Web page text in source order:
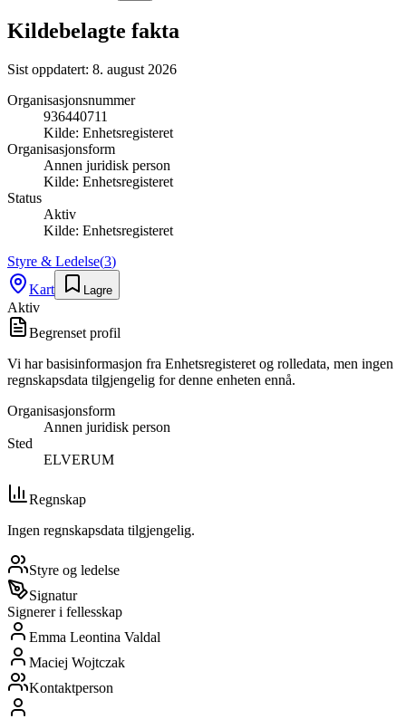
Kildebelagte fakta
Sist oppdatert: 8. august 2026
Organisasjonsnummer
936440711
Kilde: Enhetsregisteret
Organisasjonsform
Annen juridisk person
Kilde: Enhetsregisteret
Status
Aktiv
Kilde: Enhetsregisteret
Styre & Ledelse(3)
Kart
Lagre
Aktiv
Begrenset profil
Vi har basisinformasjon fra Enhetsregisteret og rolledata, men ingen
regnskapsdata tilgjengelig for denne enheten ennå.
Organisasjonsform
Annen juridisk person
Sted
ELVERUM
Regnskap
Ingen regnskapsdata tilgjengelig.
Styre og ledelse
Signatur
Signerer i fellesskap
Emma Leontina Valdal
Maciej Wojtczak
Kontaktperson